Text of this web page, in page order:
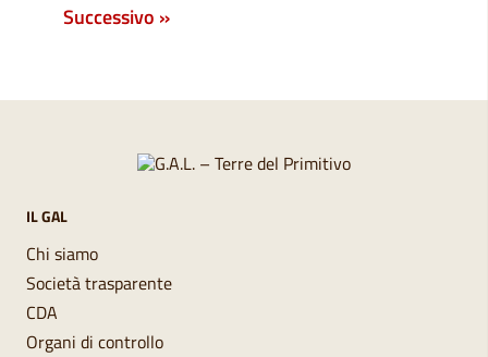
Successivo »
IL GAL
Chi siamo
Società trasparente
CDA
Organi di controllo